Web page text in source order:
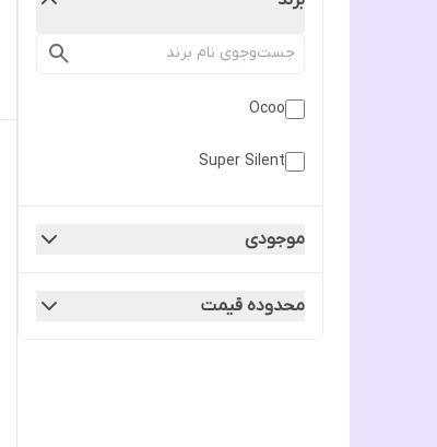
Ocoo
Super Silent
موجودی
محدوده قیمت